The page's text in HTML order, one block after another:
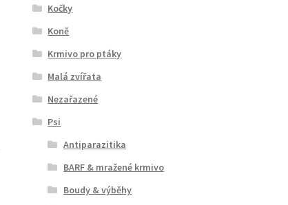
Kočky
Koně
Krmivo pro ptáky
Malá zvířata
Nezařazené
Psi
Antiparazitika
BARF & mražené krmivo
Boudy & výběhy